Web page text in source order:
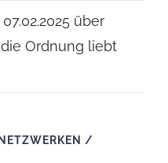
über
Ordnung liebt
/